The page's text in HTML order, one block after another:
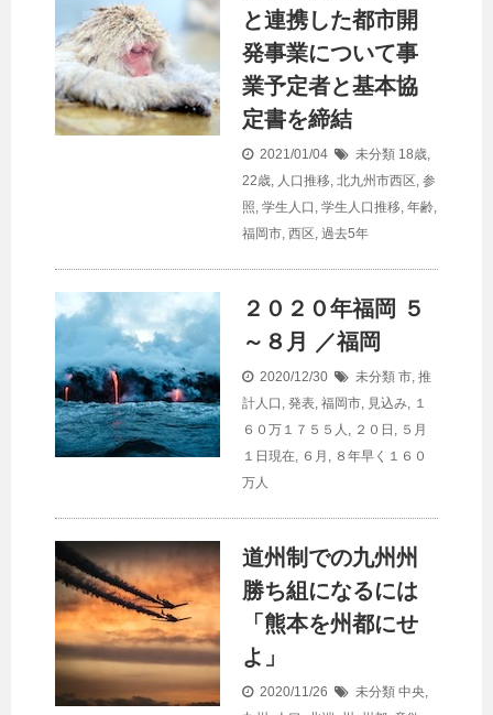
と連携した都市開
発事業について事
業予定者と基本協
定書を締結
2021/01/04 未分類 18歳,
22歳, 人口推移, 北九州市西区, 参
照, 学生人口 , 学生人口推移, 年齢,
福岡市, 西区, 過去5年
２０２０年福岡 ５
～８月 ／福岡
2020/12/30 未分類 市, 推
計人口 , 発表, 福岡市, 見込み, １
６０万１７５５人 , ２０日 , ５月
１日現在, ６月 , ８年早く１６０
万人
道州制での九州州
勝ち組になるには
「熊本を州都にせ
よ」
2020/11/26 未分類 中央,